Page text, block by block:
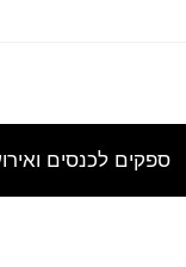
לקבל
הצעת
מחיר
מחיר
עבור כנס
מנהלי
ספקים לכנסים